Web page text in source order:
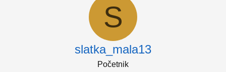
S
slatka_mala13
Početnik